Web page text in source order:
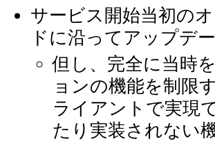
サービス開始当初の
ドに沿ってアップデ
但し、完全に当時
ョンの機能を制限
ライアントで実現
たり実装されない